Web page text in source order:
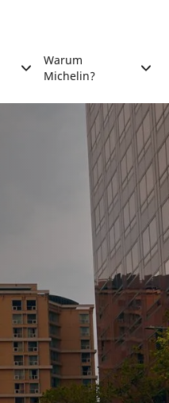
Warum
Michelin?